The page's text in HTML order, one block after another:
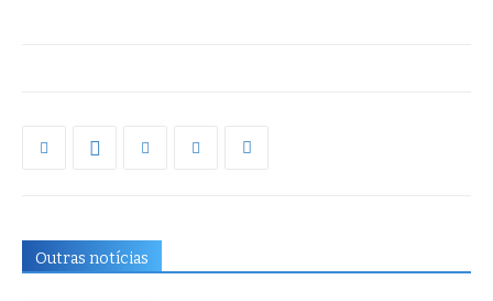
Outras notícias